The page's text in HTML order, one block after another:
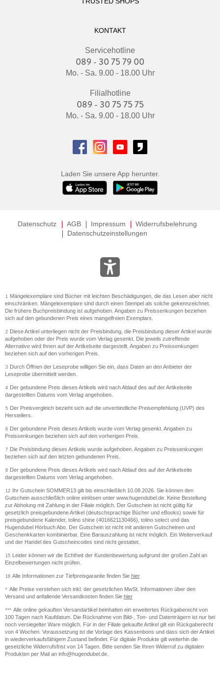
KONTAKT
Servicehotline
089 - 30 75 79 00
Mo. - Sa. 9.00 - 18.00 Uhr
Filialhotline
089 - 30 75 75 75
Mo. - Sa. 9.00 - 18.00 Uhr
Laden Sie unsere App herunter.
Datenschutz AGB Impressum
Widerrufsbelehrung
Datenschutzeinstellungen
1
Mängelexemplare sind Bücher mit leichten Beschädigungen, die das Lesen aber nicht
einschränken. Mängelexemplare sind durch einen Stempel als solche gekennzeichnet.
Die frühere Buchpreisbindung ist aufgehoben. Angaben zu Preissenkungen beziehen
sich auf den gebundenen Preis eines mangelfreien Exemplars.
2 Diese Artikel unterliegen nicht der Preisbindung, die Preisbindung dieser Artikel wurde
aufgehoben oder der Preis wurde vom Verlag gesenkt. Die jeweils zutreffende
Alternative wird Ihnen auf der Artikelseite dargestellt. Angaben zu Preissenkungen
beziehen sich auf den vorherigen Preis.
3 Durch Öffnen der Leseprobe willigen Sie ein, dass Daten an den Anbieter der
Leseprobe übermittelt werden.
4 Der gebundene Preis dieses Artikels wird nach Ablauf des auf der Artikelseite
dargestellten Datums vom Verlag angehoben.
5 Der Preisvergleich bezieht sich auf die unverbindliche Preisempfehlung (UVP) des
Herstellers.
6 Der gebundene Preis dieses Artikels wurde vom Verlag gesenkt. Angaben zu
Preissenkungen beziehen sich auf den vorherigen Preis.
7 Die Preisbindung dieses Artikels wurde aufgehoben. Angaben zu Preissenkungen
beziehen sich auf den letzten gebundenen Preis.
8 Der gebundene Preis dieses Artikels wird nach Ablauf des auf der Artikelseite
dargestellten Datums vom Verlag angehoben.
12 Ihr Gutschein SOMMER13 gilt bis einschließlich 10.08.2026. Sie können den
Gutschein ausschließlich online einlösen unter www.hugendubel.de. Keine Bestellung
zur Abholung mit Zahlung in der Filiale möglich. Der Gutschein ist nicht gültig für
gesetzlich preisgebundene Artikel (deutschsprachige Bücher und eBooks) sowie für
preisgebundene Kalender, tolino shine (4016621130466), tolino select und das
Hugendubel Hörbuch Abo. Der Gutschein ist nicht mit anderen Gutscheinen und
Geschenkkarten kombinierbar. Eine Barauszahlung ist nicht möglich. Ein Weiterverkauf
und der Handel des Gutscheincodes sind nicht gestattet.
15 Leider können wir die Echtheit der Kundenbewertung aufgrund der großen Zahl an
Einzelbewertungen nicht prüfen.
16 Alle Informationen zur Tiefpreisgarantie finden Sie hier
* Alle Preise verstehen sich inkl. der gesetzlichen MwSt. Informationen über den
Versand und anfallende Versandkosten finden Sie hier
*** Alle online gekauften Versandartikel beinhalten ein erweitertes Rückgaberecht von
100 Tagen nach Kaufdatum. Die Rücknahme von Bild-, Ton- und Datenträgern ist nur bei
noch versiegelter Ware möglich. Für in der Filiale gekaufte Artikel gilt ein Rückgaberecht
von 4 Wochen. Voraussetzung ist die Vorlage des Kassenbons und dass sich der Artikel
in wiederverkaufsfähigem Zustand befindet. Für digitale Produkte gilt weiterhin die
gesetzliche Widerrufsfrist von 14 Tagen. Bitte senden Sie Ihren Widerruf zu digitalen
Produkten per Mail an info@hugendubel.de.